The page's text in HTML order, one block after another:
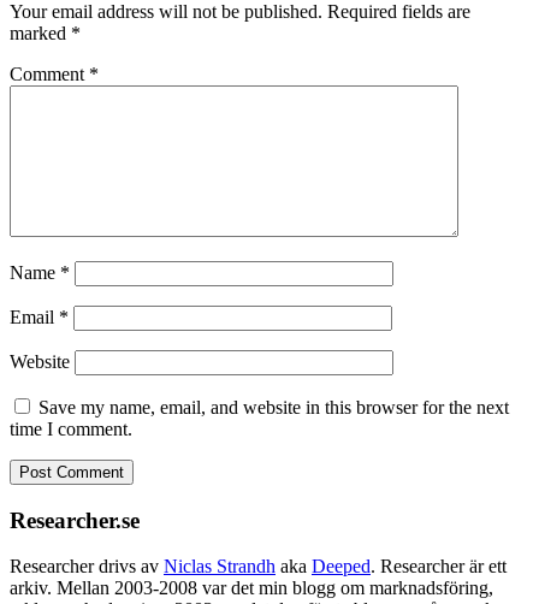
Your email address will not be published. Required fields are
marked *
Comment *
Name *
Email *
Website
Save my name, email, and website in this browser for the next
time I comment.
Researcher.se
Researcher drivs av Niclas Strandh aka Deeped. Researcher är ett
arkiv. Mellan 2003-2008 var det min blogg om marknadsföring,